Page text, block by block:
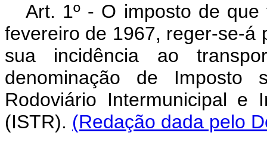
Art. 1º - O imposto de
fevereiro de 1967, reger-se-á
sua incidência ao
denominação de Imposto
Rodoviário Intermunicipal e
(ISTR). (Redação dada pelo